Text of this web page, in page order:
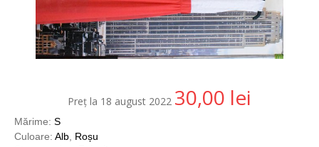
Preț la 18 august 2022 30,00 lei
Mărime: S
Culoare: Alb Roșu